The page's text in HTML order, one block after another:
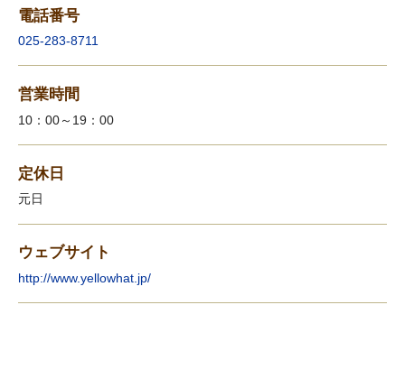
電話番号
025-283-8711
営業時間
10：00～19：00
定休日
元日
ウェブサイト
http://www.yellowhat.jp/